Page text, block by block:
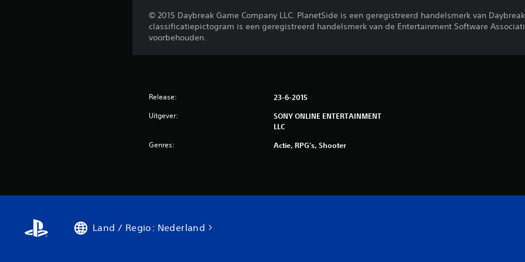
© 2015 Daybreak Game Company LLC. PlanetSide is een geregistreerd handelsmerk van
classificatiepictogram is een geregistreerd handelsmerk van de Entertainment Software
voorbehouden.
Release: 23-6-2015
Uitgever:
SONY ONLINE ENTERTAINMENT
LLC
Genres: Actie, RPG's, Shooter
Land / Regio: Nederland